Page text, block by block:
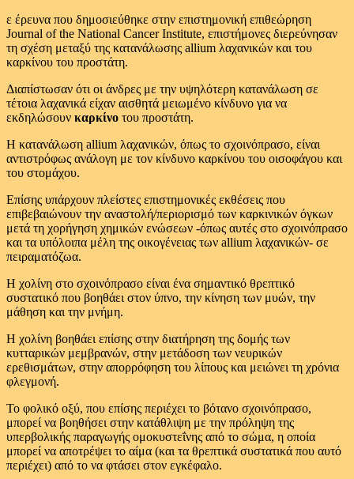
ε έρευνα που δημοσιεύθηκε στην επιστημονική επιθεώρηση
Journal of the National Cancer Institute, επιστήμονες διερεύνησαν
τη σχέση μεταξύ της κατανάλωσης allium λαχανικών και του
καρκίνου του προστάτη.
Διαπίστωσαν ότι οι άνδρες με την υψηλότερη κατανάλωση σε
τέτοια λαχανικά είχαν αισθητά μειωμένο κίνδυνο για να
εκδηλώσουν καρκίνο του προστάτη.
Η κατανάλωση allium λαχανικών, όπως το σχοινόπρασο, είναι
αντιστρόφως ανάλογη με τον κίνδυνο καρκίνου του οισοφάγου και
του στομάχου.
Επίσης υπάρχουν πλείστες επιστημονικές εκθέσεις που
επιβεβαιώνουν την αναστολή/περιορισμό των καρκινικών όγκων
μετά τη χορήγηση χημικών ενώσεων -όπως αυτές στο σχοινόπρασο
και τα υπόλοιπα μέλη της οικογένειας των allium λαχανικών- σε
πειραματόζωα.
Η χολίνη στo σχοινόπρασο είναι ένα σημαντικό θρεπτικό
συστατικό που βοηθάει στον ύπνο, την κίνηση των μυών, την
μάθηση και την μνήμη.
Η χολίνη βοηθάει επίσης στην διατήρηση της δομής των
κυτταρικών μεμβρανών, στην μετάδοση των νευρικών
ερεθισμάτων, στην απορρόφηση του λίπους και μειώνει τη χρόνια
φλεγμονή.
Το φολικό οξύ, που επίσης περιέχει το βότανο σχοινόπρασο,
μπορεί να βοηθήσει στην κατάθλιψη με την πρόληψη της
υπερβολικής παραγωγής ομοκυστεΐνης από το σώμα, η οποία
μπορεί να αποτρέψει το αίμα (και τα θρεπτικά συστατικά που αυτό
περιέχει) από το να φτάσει στον εγκέφαλο.